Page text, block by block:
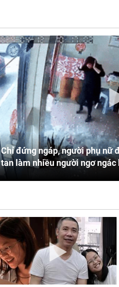
Chỉ đứng ngáp, người phụ nữ
tan làm nhiều người ngơ